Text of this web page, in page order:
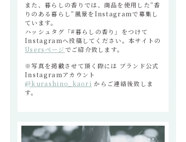
また、暮らしの香りでは、商品を使用した”香
りのある暮らし”風景をInstagramで募集し
ています。
ハッシュタグ「#暮らしの香り」をつけて
Instagramへ投稿してください。本サイトの
Usersページ でご紹介致します。
※写真を掲載させて頂く際には ブランド公式
Instagramアカウント
@kurashino_kaori からご連絡後致しま
す。